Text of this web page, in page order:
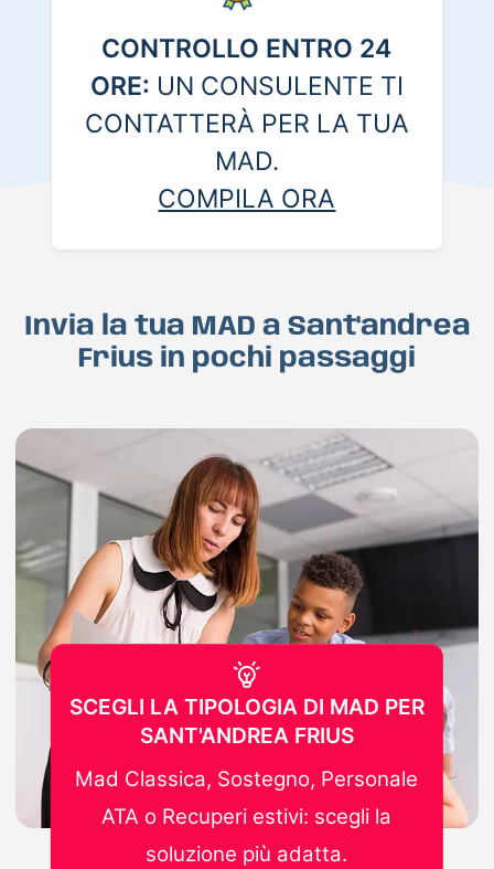
CONTROLLO ENTRO 24
ORE: UN CONSULENTE TI
CONTATTERÀ PER LA TUA
MAD.
COMPILA ORA
Invia la tua MAD a Sant'andrea
Frius in pochi passaggi
SCEGLI LA TIPOLOGIA DI MAD PER
SANT'ANDREA FRIUS
Mad Classica, Sostegno, Personale
ATA o Recuperi estivi: scegli la
soluzione più adatta.